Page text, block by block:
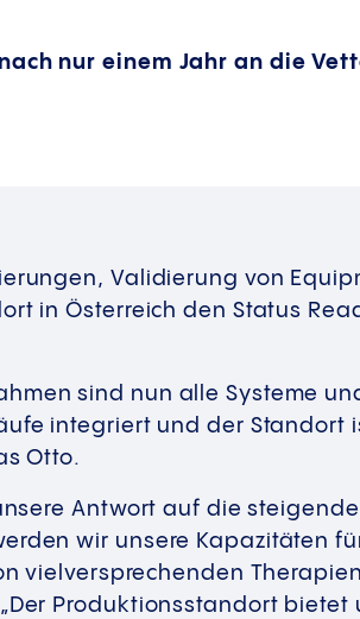
nur einem Jahr an die
Validierung von
in Österreich den Status
sind nun alle Systeme
integriert und der Standort
Otto.
Antwort auf die steigende
wir unsere Kapazitäten
vielversprechenden
Produktionsstandort bietet